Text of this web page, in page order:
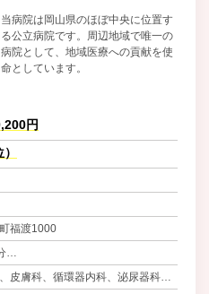
当病院は岡山県のほぼ中央に位置す
る公立病院です。周辺地域で唯一の
病院として、地域医療への貢献を使
命としています。
円
福渡1000
ティ 福渡病院 徒歩1分
皮膚科、循環器内科、泌尿器科、